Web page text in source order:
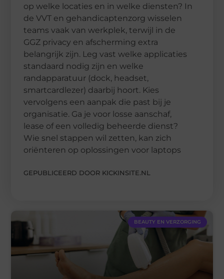
op welke locaties en in welke diensten? In
de VVT en gehandicaptenzorg wisselen
teams vaak van werkplek, terwijl in de
GGZ privacy en afscherming extra
belangrijk zijn. Leg vast welke applicaties
standaard nodig zijn en welke
randapparatuur (dock, headset,
smartcardlezer) daarbij hoort. Kies
vervolgens een aanpak die past bij je
organisatie. Ga je voor losse aanschaf,
lease of een volledig beheerde dienst?
Wie snel stappen wil zetten, kan zich
oriënteren op oplossingen voor laptops
GEPUBLICEERD DOOR KICKINSITE.NL
BEAUTY EN VERZORGING